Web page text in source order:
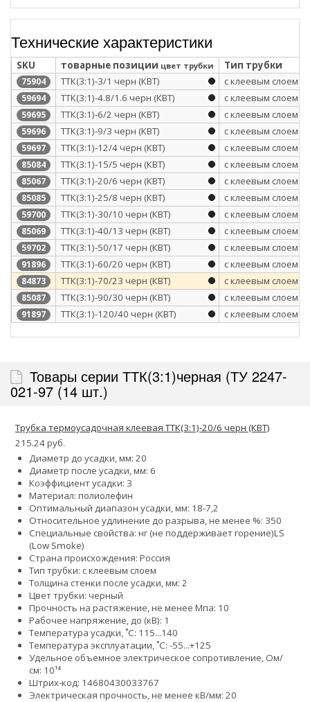
Технические характеристики
SKU товарные позиции цвет трубки Тип трубки
75904 ТТК(3:1)-3/1 черн (КВТ) с клеевым слоем
59694 ТТК(3:1)-4.8/1.6 черн (КВТ) с клеевым слоем
59695 ТТК(3:1)-6/2 черн (КВТ) с клеевым слоем
59696 ТТК(3:1)-9/3 черн (КВТ) с клеевым слоем
59697 ТТК(3:1)-12/4 черн (КВТ) с клеевым слоем
85084 ТТК(3:1)-15/5 черн (КВТ) с клеевым слоем
85067 ТТК(3:1)-20/6 черн (КВТ) с клеевым слоем
85085 ТТК(3:1)-25/8 черн (КВТ) с клеевым слоем
59700 ТТК(3:1)-30/10 черн (КВТ) с клеевым слоем
85069 ТТК(3:1)-40/13 черн (КВТ) с клеевым слоем
59702 ТТК(3:1)-50/17 черн (КВТ) с клеевым слоем
91896 ТТК(3:1)-60/20 черн (КВТ) с клеевым слоем
84873 ТТК(3:1)-70/23 черн (КВТ) с клеевым слоем
85087 ТТК(3:1)-90/30 черн (КВТ) с клеевым слоем
91897 ТТК(3:1)-120/40 черн (КВТ) с клеевым слоем
Товары серии ТТК(3:1)черная (ТУ 2247-
021-97 (14 шт.)
Трубка термоусадочная клеевая ТТК(3:1)-20/6 черн (КВТ)
215.24 руб.
Диаметр до усадки, мм: 20
Диаметр после усадки, мм: 6
Коэффициент усадки: 3
Материал: полиолефин
Оптимальный диапазон усадки, мм: 18-7,2
Относительное удлинение до разрыва, не менее %: 350
Специальные свойства: нг (не поддерживает горение)LS
(Low Smoke)
Страна происхождения: Россия
Тип трубки: с клеевым слоем
Толщина стенки после усадки, мм: 2
Цвет трубки: черный
Прочность на растяжение, не менее Мпа: 10
Рабочее напряжение, до (кВ): 1
Температура усадки, ˚С: 115...140
Температура эксплуатации, ˚С: -55...+125
Удельное объемное электрическое сопротивление, Ом/
см: 10¹⁴
Штрих-код: 14680430033767
Электрическая прочность, не менее кВ/мм: 20